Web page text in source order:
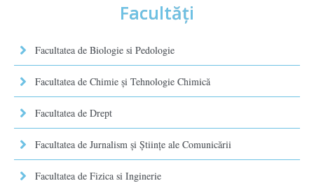
Facultăţi
Facultatea de Biologie si Pedologie
Facultatea de Chimie şi Tehnologie Chimică
Facultatea de Drept
Facultatea de Jurnalism şi Ştiinţe ale Comunicării
Facultatea de Fizica si Inginerie